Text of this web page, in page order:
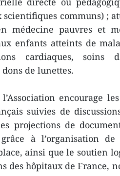
communs) ;
médecine pauvres et
enfants atteints de
cardiaques, soins
de lunettes.
encourage
suivies de
projections de
à l’organisation de
ainsi que le soutien
des hôpitaux de France,